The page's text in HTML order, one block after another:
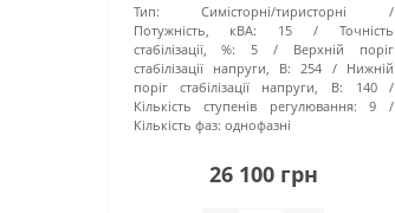
Тип:
Симісторні/тиристорні
Потужність, кВА:
15
Точність
стабілізації, %:
5
Верхній поріг
стабілізації напруги, В:
254
Нижній
поріг стабілізації напруги, В:
140
Кількість ступенів регулювання:
9
Кількість фаз: однофазні
26 100 грн